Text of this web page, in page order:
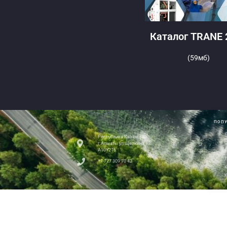
Каталог TRANE
(59мб)
Республика Казахстан
г.Алматы ул.Щепкина 13
A10Y2T6
+7 727 309 70 42